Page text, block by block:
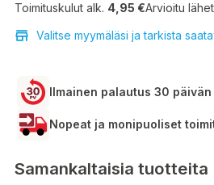
Toimituskulut alk. 4,95 €Arvioitu
Valitse myymäläsi ja tarkista
Ilmainen palautus 30 päivän
Nopeat ja monipuoliset
Samankaltaisia tuotteita